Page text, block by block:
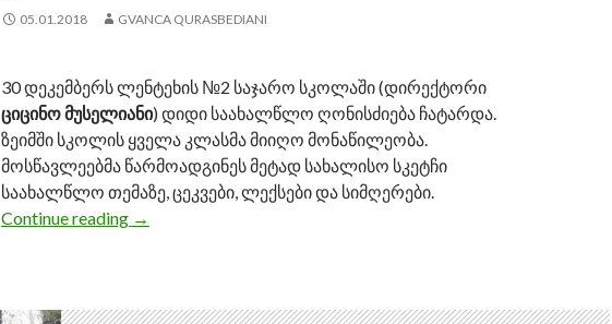
05.01.2018 GVANCA QURASBEDIANI
30 დეკემბერს ლენტეხის №2 საჯარო სკოლაში (დირექტორი
ციცინო მუსელიანი) დიდი საახალწლო ღონისძიება ჩატარდა.
ზეიმში სკოლის ყველა კლასმა მიიღო მონაწილეობა.
მოსწავლეებმა წარმოადგინეს მეტად სახალისო სკეტჩი
საახალწლო თემაზე, ცეკვები, ლექსები და სიმღერები.
Continue reading ლენტეხის №2 საჯარო სკოლაში საახალწლო ზეიმი
→